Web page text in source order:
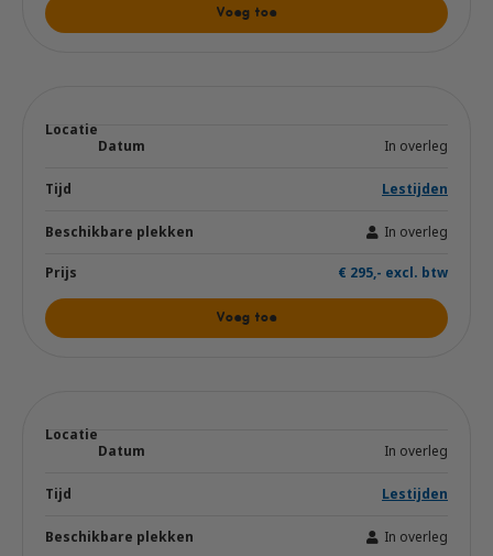
Voeg toe
In overleg
Lestijden
In overleg
€ 295,- excl. btw
Voeg toe
In overleg
Lestijden
In overleg